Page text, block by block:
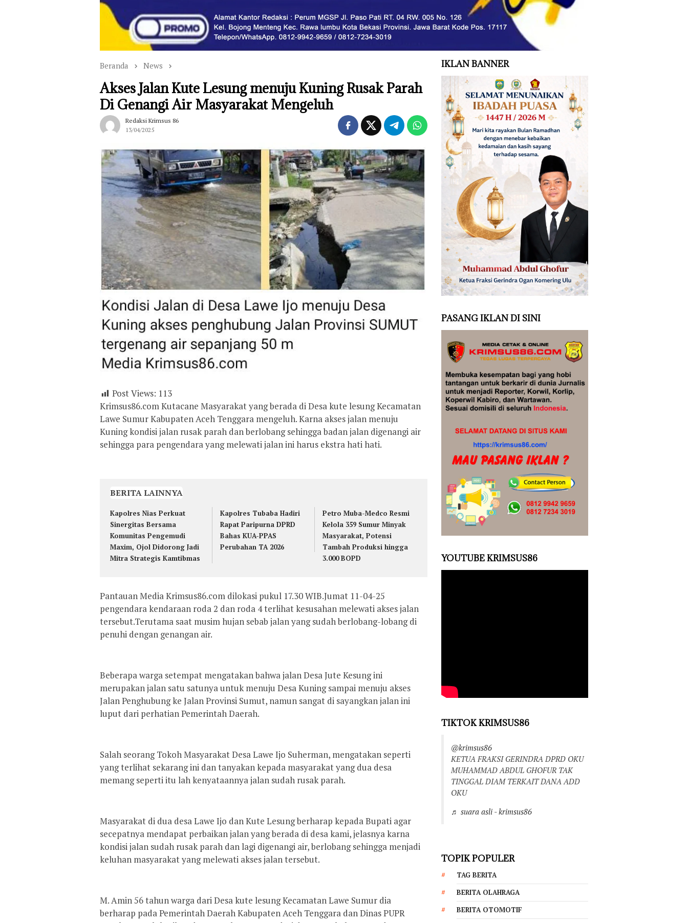
Beranda News
Akses Jalan Kute Lesung menuju Kuning Rusak Parah
Di Genangi Air Masyarakat Mengeluh
Redaksi Krimsus 86
13/04/2025
Post Views: 113
Krimsus86.com Kutacane Masyarakat yang berada di Desa kute lesung Kecamatan
Lawe Sumur Kabupaten Aceh Tenggara mengeluh. Karna akses jalan menuju
Kuning kondisi jalan rusak parah dan berlobang sehingga badan jalan digenangi air
sehingga para pengendara yang melewati jalan ini harus ekstra hati hati.
BERITA LAINNYA
Kapolres Nias Perkuat
Sinergitas Bersama
Komunitas Pengemudi
Maxim, Ojol Didorong Jadi
Mitra Strategis Kamtibmas
Kapolres Tubaba Hadiri
Rapat Paripurna DPRD
Bahas KUA-PPAS
Perubahan TA 2026
Petro Muba-Medco Resmi
Kelola 359 Sumur Minyak
Masyarakat, Potensi
Tambah Produksi hingga
3.000 BOPD
Pantauan Media Krimsus86.com dilokasi pukul 17.30 WIB.Jumat 11-04-25
pengendara kendaraan roda 2 dan roda 4 terlihat kesusahan melewati akses jalan
tersebut.Terutama saat musim hujan sebab jalan yang sudah berlobang-lobang di
penuhi dengan genangan air.
Beberapa warga setempat mengatakan bahwa jalan Desa Jute Kesung ini
merupakan jalan satu satunya untuk menuju Desa Kuning sampai menuju akses
Jalan Penghubung ke Jalan Provinsi Sumut, namun sangat di sayangkan jalan ini
luput dari perhatian Pemerintah Daerah.
Salah seorang Tokoh Masyarakat Desa Lawe Ijo Suherman, mengatakan seperti
yang terlihat sekarang ini dan tanyakan kepada masyarakat yang dua desa
memang seperti itu lah kenyataannya jalan sudah rusak parah.
Masyarakat di dua desa Lawe Ijo dan Kute Lesung berharap kepada Bupati agar
secepatnya mendapat perbaikan jalan yang berada di desa kami, jelasnya karna
kondisi jalan sudah rusak parah dan lagi digenangi air, berlobang sehingga menjadi
keluhan masyarakat yang melewati akses jalan tersebut.
M. Amin 56 tahun warga dari Desa kute lesung Kecamatan Lawe Sumur dia
berharap pada Pemerintah Daerah Kabupaten Aceh Tenggara dan Dinas PUPR
IKLAN BANNER
PASANG IKLAN DI SINI
YOUTUBE KRIMSUS86
TIKTOK KRIMSUS86
@krimsus86
KETUA FRAKSI GERINDRA DPRD OKU
MUHAMMAD ABDUL GHOFUR TAK
TINGGAL DIAM TERKAIT DANA ADD
OKU
♬ suara asli - krimsus86
TOPIK POPULER
TAG BERITA
BERITA OLAHRAGA
BERITA OTOMOTIF